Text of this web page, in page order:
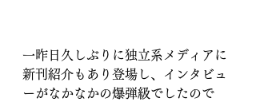
一昨日久しぶりに独立系メディアに
新刊紹介もあり登場し、インタビュ
ーがなかなかの爆弾級でしたので